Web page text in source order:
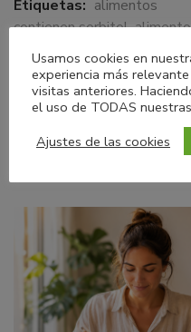
Etiquetas: alimentos
contienen sorbitol,
ricos en fructuosa
sorbitol
Usamos cookies en
experiencia más
visitas anteriores.
el uso de TODAS
Ajustes de las cookies